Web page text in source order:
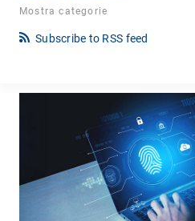
Mostra categorie
Subscribe to RSS feed